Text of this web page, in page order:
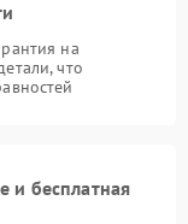
на
что
и бесплатная